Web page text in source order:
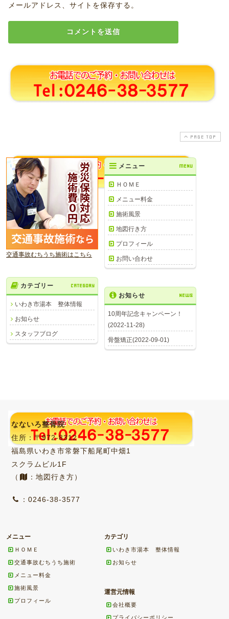
メールアドレス、サイトを保存する。
PAGE TOP
交通事故むちうち施術はこちら
メニュー MENU
ＨＯＭＥ
メニュー料金
施術風景
地図行き方
プロフィール
お問い合わせ
カテゴリー CATEGORY
いわき市湯本 整体情報
お知らせ
スタッフブログ
お知らせ NEWS
10周年記念キャンペーン！
(2022-11-28)
骨盤矯正(2022-09-01)
なないろ整骨院
住所：〒972-8312
福島県いわき市常磐下船尾町中畑1
スクラムビル1F
（
：地図行き方）
：0246-38-3577
メニュー
ＨＯＭＥ
交通事故むちうち施術
メニュー料金
施術風景
プロフィール
カテゴリ
いわき市湯本 整体情報
お知らせ
運営元情報
会社概要
プライバシーポリシー